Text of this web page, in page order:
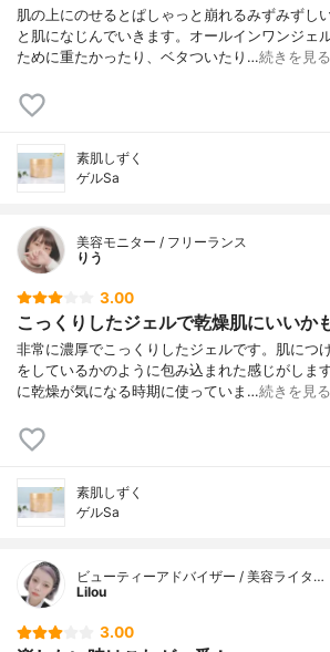
肌の上にのせるとぱしゃっと崩れるみずみずし
と肌になじんでいきます。オールインワンジェ
ために重たかったり、ベタついたり…続きを見る
素肌しずく
ゲルSa
美容モニター / フリーランス
りう
3.00
こっくりしたジェルで乾燥肌にいいか
非常に濃厚でこっくりしたジェルです。肌につ
をしているかのように包み込まれた感じがしま
に乾燥が気になる時期に使っていま…続きを見る
素肌しずく
ゲルSa
ビューティーアドバイザー / 美容ライタ…
Lilou
3.00